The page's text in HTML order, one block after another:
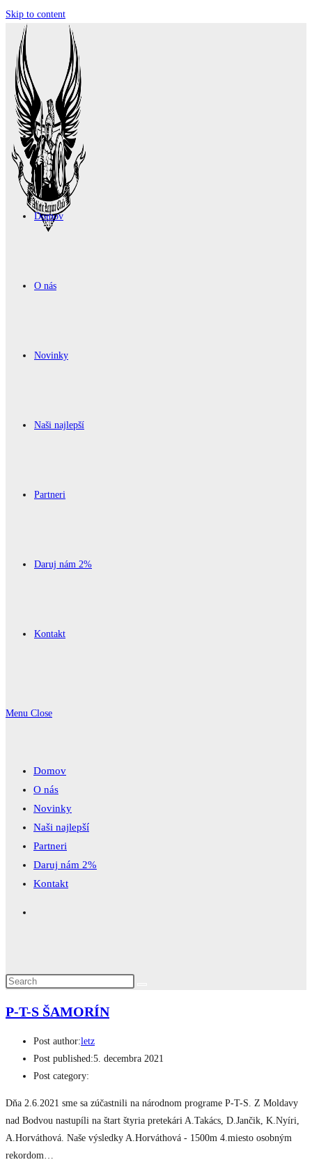
Skip to content
Domov
O nás
Novinky
Naši najlepší
Partneri
Daruj nám 2%
Kontakt
Menu Close
Domov
O nás
Novinky
Naši najlepší
Partneri
Daruj nám 2%
Kontakt
P-T-S ŠAMORÍN
Post author:letz
Post published:5. decembra 2021
Post category:
Dňa 2.6.2021 sme sa zúčastnili na národnom programe P-T-S. Z Moldavy
nad Bodvou nastupíli na štart štyria pretekári A.Takács, D.Jančik, K.Nyíri,
A.Horváthová. Naše výsledky A.Horváthová - 1500m 4.miesto osobným
rekordom…